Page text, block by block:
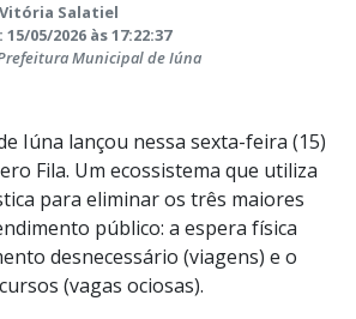
Salatiel
05/2026 às 17:22:37
Municipal de Iúna
Iúna lançou nessa sexta-feira (15)
Fila. Um ecossistema que utiliza
para eliminar os três maiores
público: a espera física
desnecessário (viagens) e o
(vagas ociosas).